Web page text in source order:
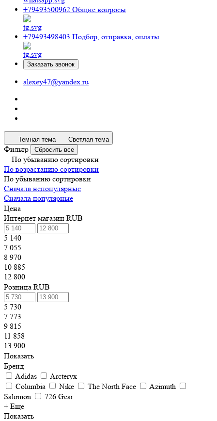
+79493500962 Общие вопросы
+79493498403 Подбор, отправка, оплаты
Заказать звонок
alexey47@yandex.ru
Темная тема Светлая тема
Фильтр Сбросить все
По убыванию сортировки
По возрастанию сортировки
По убыванию сортировки
Сначала непопулярные
Сначала популярные
Цена
Интернет магазин RUB
5 140
7 055
8 970
10 885
12 800
Розница RUB
5 730
7 773
9 815
11 858
13 900
Показать
Бренд
Adidas
Arcteryx
Columbia
Nike The North Face
Azimuth
Salomon
726 Gear
+ Еще
Показать